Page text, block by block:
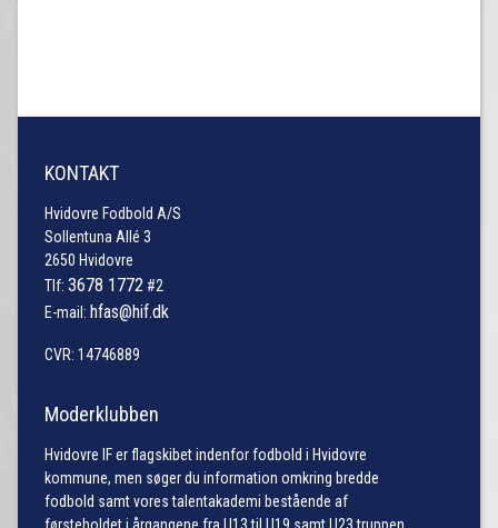
KONTAKT
Hvidovre Fodbold A/S
Sollentuna Allé 3
2650 Hvidovre
Tlf: 3678 1772 #2
E-mail: hfas@hif.dk
CVR: 14746889
Moderklubben
Hvidovre IF er flagskibet indenfor fodbold i Hvidovre
kommune, men søger du information omkring bredde
fodbold samt vores talentakademi bestående af